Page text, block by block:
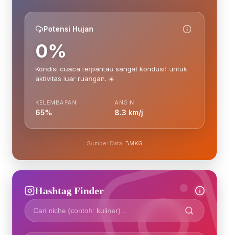
Potensi Hujan
0%
Kondisi cuaca terpantau sangat kondusif untuk
aktivitas luar ruangan. ☀️
KELEMBAPAN
65%
ANGIN
8.3 km/j
Sumber Data: BMKG
Hashtag Finder